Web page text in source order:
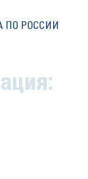
ПО РОССИИ